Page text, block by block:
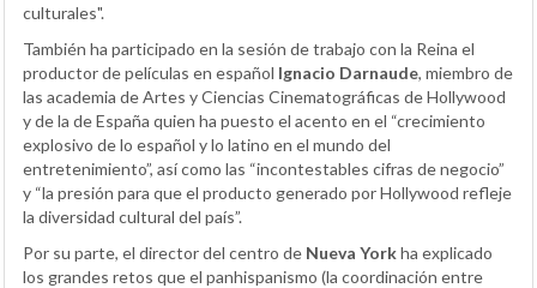
culturales".
También ha participado en la sesión de trabajo con la Reina el
productor de películas en español Ignacio Darnaude, miembro de
las academia de Artes y Ciencias Cinematográficas de Hollywood
y de la de España quien ha puesto el acento en el “crecimiento
explosivo de lo español y lo latino en el mundo del
entretenimiento”, así como las “incontestables cifras de negocio”
y “la presión para que el producto generado por Hollywood refleje
la diversidad cultural del país”.
Por su parte, el director del centro de Nueva Yorkha explicado
los grandes retos que el panhispanismo (la coordinación entre